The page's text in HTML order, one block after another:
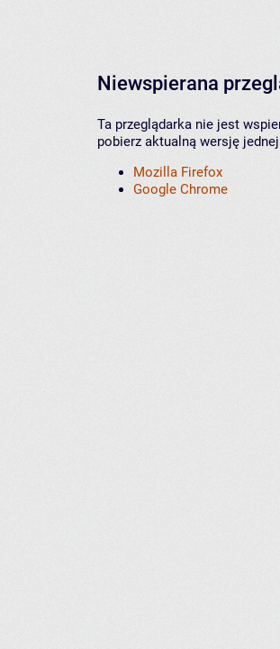
Niewspierana
Ta przeglądarka nie jest
pobierz aktualną wersję
Mozilla Firefox
Google Chrome